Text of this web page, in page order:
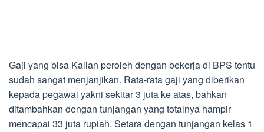
Gaji yang bisa Kalian peroleh dengan bekerja di BPS tentu
sudah sangat menjanjikan. Rata-rata gaji yang diberikan
kepada pegawai yakni sekitar 3 juta ke atas, bahkan
ditambahkan dengan tunjangan yang totalnya hampir
mencapai 33 juta rupiah. Setara dengan tunjangan kelas 1